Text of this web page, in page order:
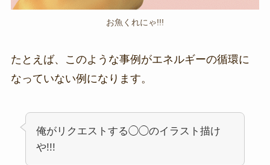
お魚くれにゃ!!!
たとえば、このような事例がエネルギーの循環に
なっていない例になります。
俺がリクエストする◯◯のイラスト描け
や!!!